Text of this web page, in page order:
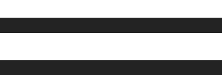
bäst på hemmaplan, missa inte! Kvällen till ära har
från den sprudlande jazzscenen i Taipei, Taiwan,
trio och septett med stråkar och blås.
– piano
kontrabas
trummor